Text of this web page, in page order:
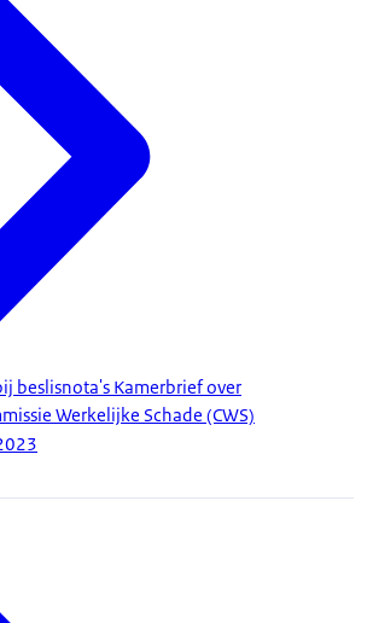
beslisnota's Kamerbrief over
Werkelijke Schade (CWS)